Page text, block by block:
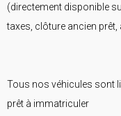
(directement disponible
taxes, clôture ancien prêt,
Tous nos véhicules sont
prêt à immatriculer